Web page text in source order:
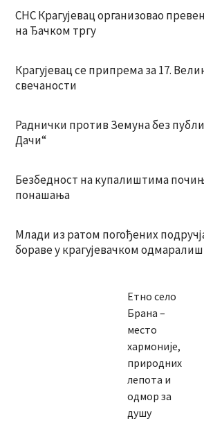
СНС Крагујевац организовао
на Ђачком тргу
Крагујевац се припрема за 17.
свечаности
Раднички против Земуна без
Дачи“
Безбедност на купалиштима
понашања
Млади из ратом погођених
бораве у крагујевачком
Етно село
Брана –
место
хармоније,
природних
лепота и
одмор за
душу